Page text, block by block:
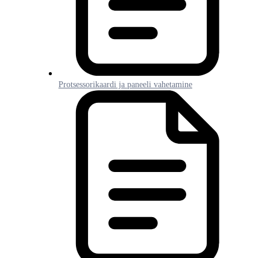
Protsessorikaardi ja paneeli vahetamine